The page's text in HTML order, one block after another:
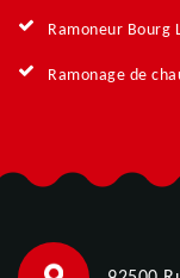
Ramoneur Bourg
Ramonage de